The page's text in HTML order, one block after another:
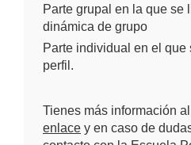
Parte grupal en la que se
dinámica de grupo
Parte individual en el que
perfil.
Tienes más información
enlace y en caso de